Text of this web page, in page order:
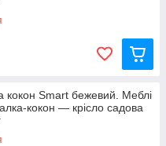
кокон Smart бежевий. Меблі
кокон — крісло садова